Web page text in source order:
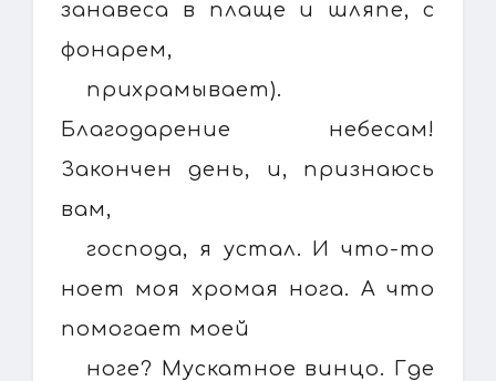
занавеса в плаще и шляпе, с
фонарем,
прихрамывает).
Благодарение небесам!
Закончен день, и, признаюсь
вам,
господа, я устал. И что-то
ноет моя хромая нога. А что
помогает моей
ноге? Мускатное винцо. Где